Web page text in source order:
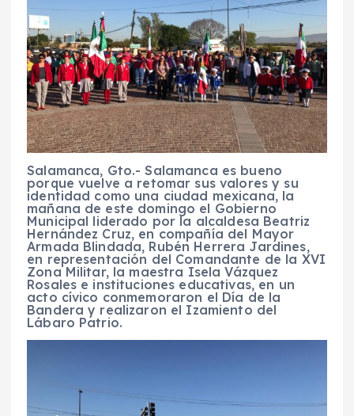
Salamanca, Gto.- Salamanca es bueno
porque vuelve a retomar sus valores y su
identidad como una ciudad mexicana, la
mañana de este domingo el Gobierno
Municipal liderado por la alcaldesa Beatriz
Hernández Cruz, en compañía del Mayor
Armada Blindada, Rubén Herrera Jardines,
en representación del Comandante de la XVI
Zona Militar, la maestra Isela Vázquez
Rosales e instituciones educativas, en un
acto cívico conmemoraron el Día de la
Bandera y realizaron el Izamiento del
Lábaro Patrio.